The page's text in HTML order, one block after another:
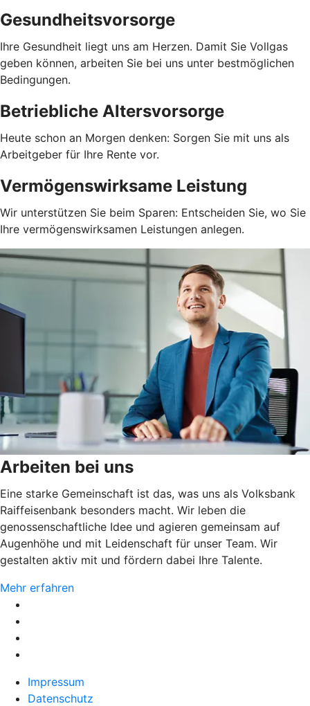
Gesundheitsvorsorge
Ihre Gesundheit liegt uns am Herzen. Damit Sie Vollgas
geben können, arbeiten Sie bei uns unter bestmöglichen
Bedingungen.
Betriebliche Altersvorsorge
Heute schon an Morgen denken: Sorgen Sie mit uns als
Arbeitgeber für Ihre Rente vor.
Vermögenswirksame Leistung
Wir unterstützen Sie beim Sparen: Entscheiden Sie, wo Sie
Ihre vermögenswirksamen Leistungen anlegen.
Arbeiten bei uns
Eine starke Gemeinschaft ist das, was uns als Volksbank
Raiffeisenbank besonders macht. Wir leben die
genossenschaftliche Idee und agieren gemeinsam auf
Augenhöhe und mit Leidenschaft für unser Team. Wir
gestalten aktiv mit und fördern dabei Ihre Talente.
Mehr erfahren
Impressum
Datenschutz